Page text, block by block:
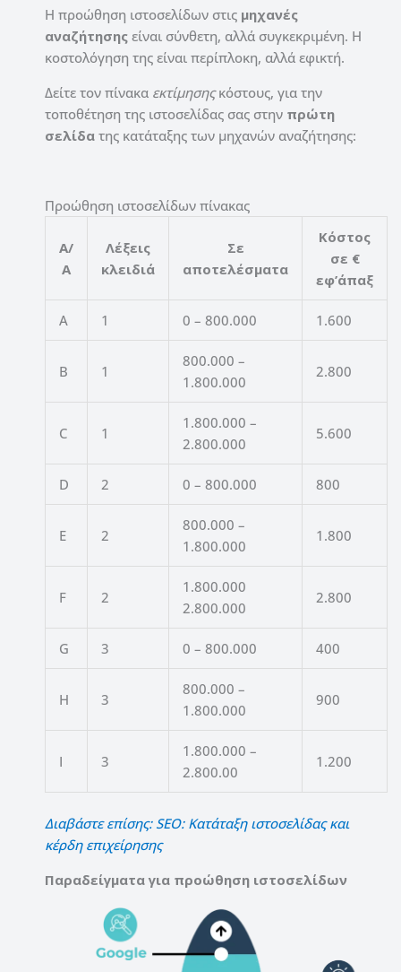
Η προώθηση ιστοσελίδων στις μηχανές
αναζήτησης είναι σύνθετη, αλλά συγκεκριμένη. Η
κοστολόγηση της είναι περίπλοκη, αλλά εφικτή.
Δείτε τον πίνακα εκτίμησηςκόστους, για την
τοποθέτηση της ιστοσελίδας σας στην πρώτη
σελίδα της κατάταξης των μηχανών αναζήτησης:
Προώθηση ιστοσελίδων πίνακας
Α/
Α
Λέξεις
κλειδιά
Σε
αποτελέσματα
Κόστος
σε €
εφ’άπαξ
A 1 0 – 800.000 1.600
B 1
800.000 –
1.800.000
2.800
C 1
1.800.000 –
2.800.000
5.600
D 2 0 – 800.000 800
E 2
800.000 –
1.800.000
1.800
F 2
1.800.000
2.800.000
2.800
G 3 0 – 800.000 400
H 3
800.000 –
1.800.000
900
I 3
1.800.000 –
2.800.00
1.200
Διαβάστε επίσης: SEO: Κατάταξη ιστοσελίδας και
κέρδη επιχείρησης
Παραδείγματα για προώθηση ιστοσελίδων